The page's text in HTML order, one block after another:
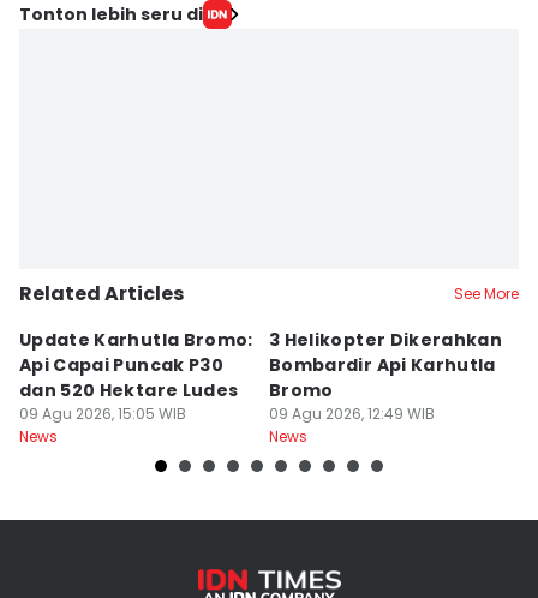
Tonton lebih seru di
Related Articles See More
Update Karhutla Bromo:
Api Capai Puncak P30
dan 520 Hektare Ludes
09 Agu 2026, 15:05 WIB
News
3 Helikopter Dikerahkan
Bombardir Api Karhutla
Bromo
09 Agu 2026, 12:49 WIB
News